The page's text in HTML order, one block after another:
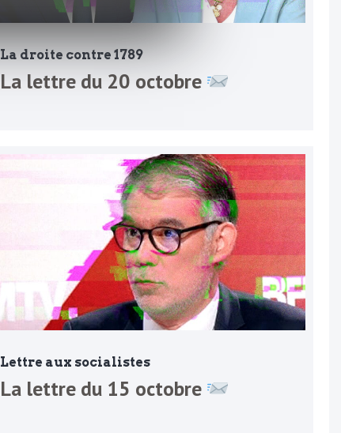
La droite contre 1789
La lettre du 20 octobre
Lettre aux socialistes
La lettre du 15 octobre